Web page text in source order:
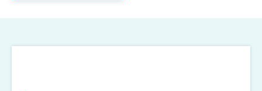
会社概要